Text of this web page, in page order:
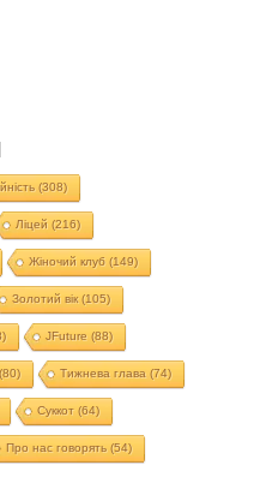
(308)
Ліцей (216)
Жіночий клуб (149)
Золотий вік(105)
JFuture (88)
(80) Тижнева глава (74)
Суккот (64)
Про нас говорять (54)